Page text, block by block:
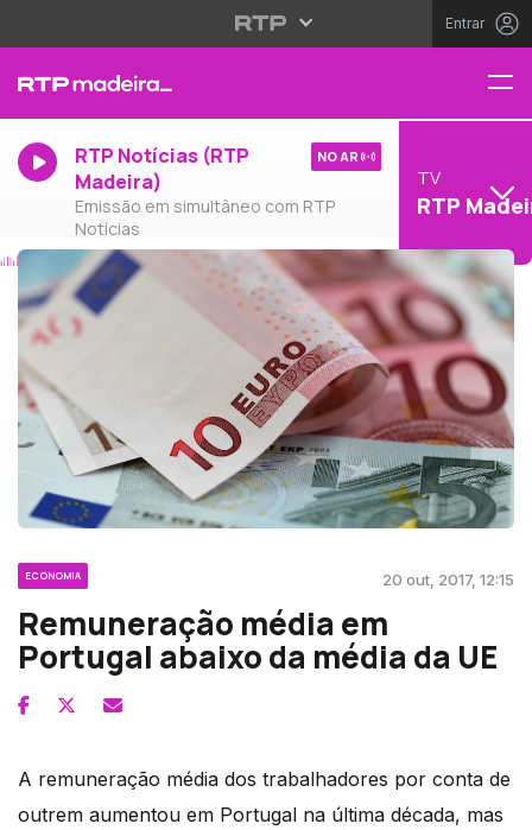
Entrar
RTP Notícias (RTP
Madeira)
Emissão em simultâneo com RTP
Notícias
NO AR
TV
RTP
ECONOMIA 20 out, 2017, 12:15
Remuneração média em
Portugal abaixo da média da UE
A remuneração média dos trabalhadores por conta de
outrem aumentou em Portugal na última década, mas